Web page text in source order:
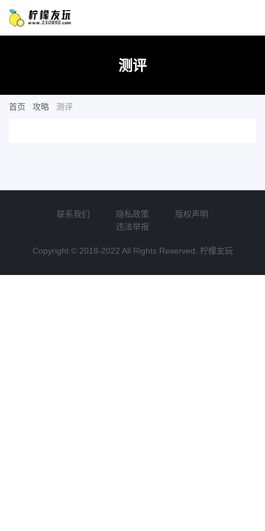
测评
首页 攻略 测评
联系我们 隐私政策
版权声明
违法举报
Copyright © 2018-2022 All Rights Reserved. 柠檬友玩